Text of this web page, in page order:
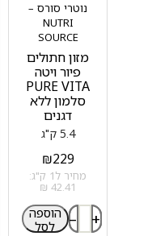
נוטרי סורס –
NUTRI
SOURCE
מזון חתולים
פיור ויטה
PURE VITA
סלמון ללא
דגנים
5.4 ק"ג
₪229
מחיר ל1 ק"ג:
42.41 ₪
– +
הוספה
לסל